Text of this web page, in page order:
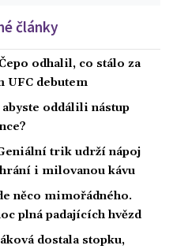
články
odhalil, co stálo za
UFC debutem
oddálili nástup
trik udrží nápoj
i milovanou kávu
něco mimořádného.
plná padajících hvězd
dostala stopku,